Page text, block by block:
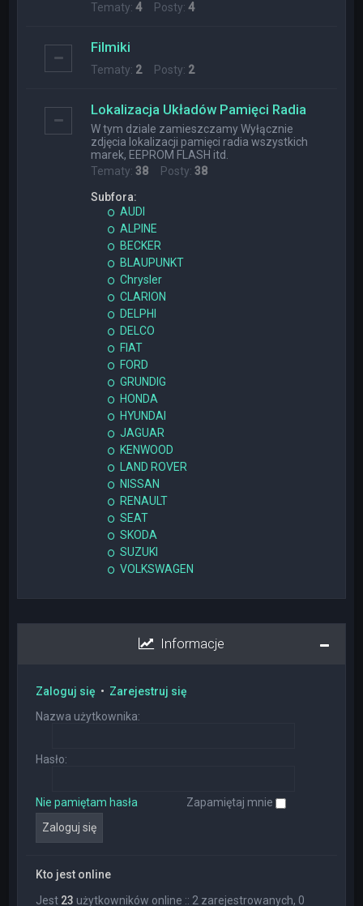
Tematy:4Posty:4
Filmiki
Tematy: 2Posty: 2
Lokalizacja Układów Pamięci Radia
W tym dziale zamieszczamy Wyłącznie
zdjęcia lokalizacji pamięci radia wszystkich
marek, EEPROM FLASH itd.
Tematy:38 Posty:38
Subfora:
AUDI
ALPINE
BECKER
BLAUPUNKT
Chrysler
CLARION
DELPHI
DELCO
FIAT
FORD
GRUNDIG
HONDA
HYUNDAI
JAGUAR
KENWOOD
LAND ROVER
NISSAN
RENAULT
SEAT
SKODA
SUZUKI
VOLKSWAGEN
Informacje
Zaloguj się • Zarejestruj się
Nazwa użytkownika:
Hasło:
Nie pamiętam hasła Zapamiętaj mnie
Kto jest online
Jest 23 użytkowników online :: 2 zarejestrowanych, 0